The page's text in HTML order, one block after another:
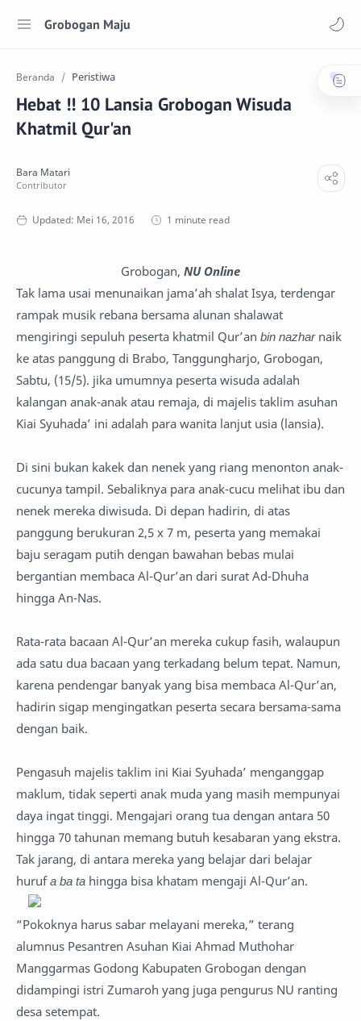
Grobogan Maju
Beranda Peristiwa
Hebat !! 10 Lansia Grobogan Wisuda
Khatmil Qur'an
1 minute read
Grobogan, NU Online
Tak lama usai menunaikan jama’ah shalat Isya, terdengar
rampak musik rebana bersama alunan shalawat
mengiringi sepuluh peserta khatmil Qur’an bin nazharnaik
ke atas panggung di Brabo, Tanggungharjo, Grobogan,
Sabtu, (15/5). jika umumnya peserta wisuda adalah
kalangan anak-anak atau remaja, di majelis taklim asuhan
Kiai Syuhada’ ini adalah para wanita lanjut usia (lansia).
Di sini bukan kakek dan nenek yang riang menonton anak-
cucunya tampil. Sebaliknya para anak-cucu melihat ibu dan
nenek mereka diwisuda. Di depan hadirin, di atas
panggung berukuran 2,5 x 7 m, peserta yang memakai
baju seragam putih dengan bawahan bebas mulai
bergantian membaca Al-Qur’an dari surat Ad-Dhuha
hingga An-Nas.
Rata-rata bacaan Al-Qur’an mereka cukup fasih, walaupun
ada satu dua bacaan yang terkadang belum tepat. Namun,
karena pendengar banyak yang bisa membaca Al-Qur’an,
hadirin sigap mengingatkan peserta secara bersama-sama
dengan baik.
Pengasuh majelis taklim ini Kiai Syuhada’ menganggap
maklum, tidak seperti anak muda yang masih mempunyai
daya ingat tinggi. Mengajari orang tua dengan antara 50
hingga 70 tahunan memang butuh kesabaran yang ekstra.
Tak jarang, di antara mereka yang belajar dari belajar
hurufa ba ta hingga bisa khatam mengaji Al-Qur’an.
“Pokoknya harus sabar melayani mereka,” terang
alumnus Pesantren Asuhan Kiai Ahmad Muthohar
Manggarmas Godong Kabupaten Grobogan dengan
didampingi istri Zumaroh yang juga pengurus NU ranting
desa setempat.